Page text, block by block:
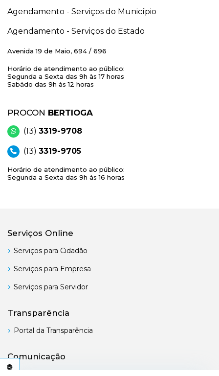
Agendamento - Serviços do Município
Agendamento - Serviços do Estado
Avenida 19 de Maio, 694 / 696
Horário de atendimento ao público:
Segunda a Sexta das 9h às 17 horas
Sabádo das 9h às 12 horas
PROCON BERTIOGA
(13) 3319-9708
(13) 3319-9705
Horário de atendimento ao público:
Segunda a Sexta das 9h às 16 horas
Serviços Online
Serviços para Cidadão
Serviços para Empresa
Serviços para Servidor
Transparência
Portal da Transparência
Comunicação